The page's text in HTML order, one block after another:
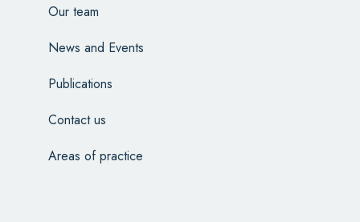
Our team
News and Events
Publications
Contact us
Areas of practice